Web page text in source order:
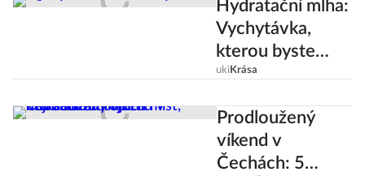
Hydratační mlha:
Vychytávka,
kterou byste
měla mít v létě
ukiKrása
Prodloužený
víkend v
Čechách: 5